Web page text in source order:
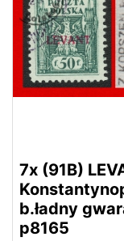
7x (91B)
b.ładny
p8165